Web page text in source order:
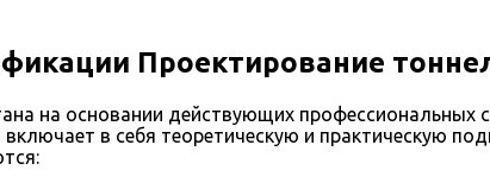
Проектирование
на основании действующих профессиональных
в себя теоретическую и практическую